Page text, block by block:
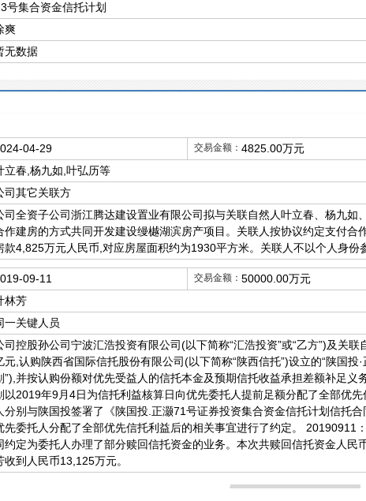
号集合资金信托计划
爽
无数据
04-29 交易金额： 4825.00万元
立春,杨九如,叶弘历等
司其它关联方
司全资子公司浙江腾达建设置业有限公司拟与关联自然人叶立春、杨九如
作建房的方式共同开发建设缦樾湖滨房产项目。关联人按协议约定支付
款4,825万元人民币,对应房屋面积约为1930平方米。关联人不以个人身份
09-11 交易金额： 50000.00万元
林芳
一关键人员
司控股孙公司宁波汇浩投资有限公司(以下简称“汇浩投资”或“乙方”)及关
元,认购陕西省国际信托股份有限公司(以下简称“陕西信托”)设立的“陕国
”),并按认购份额对优先受益人的信托本金及预期信托收益承担差额补足
以2019年9月4日为信托利益核算日向优先委托人提前足额分配了全部优
分别与陕国投签署了《陕国投.正灏71号证券投资集合资金信托计划信托
先委托人分配了全部优先信托利益后的相关事宜进行了约定。 20190911
约定为委托人办理了部分赎回信托资金的业务。本次共赎回信托资金人
收到人民币13,125万元。